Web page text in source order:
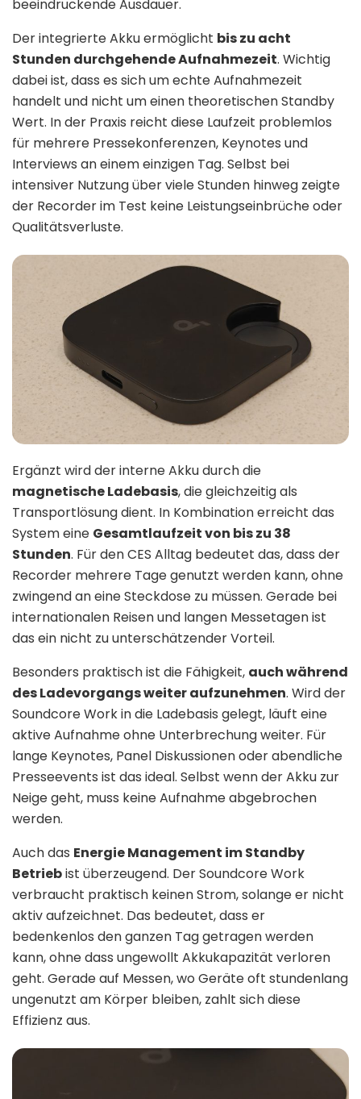
beeindruckende Ausdauer.
Der integrierte Akku ermöglicht bis zu acht
Stunden durchgehende Aufnahmezeit. Wichtig
dabei ist, dass es sich um echte Aufnahmezeit
handelt und nicht um einen theoretischen Standby
Wert. In der Praxis reicht diese Laufzeit problemlos
für mehrere Pressekonferenzen, Keynotes und
Interviews an einem einzigen Tag. Selbst bei
intensiver Nutzung über viele Stunden hinweg zeigte
der Recorder im Test keine Leistungseinbrüche oder
Qualitätsverluste.
Ergänzt wird der interne Akku durch die
magnetische Ladebasis, die gleichzeitig als
Transportlösung dient. In Kombination erreicht das
System eine Gesamtlaufzeit von bis zu 38
Stunden. Für den CES Alltag bedeutet das, dass der
Recorder mehrere Tage genutzt werden kann, ohne
zwingend an eine Steckdose zu müssen. Gerade bei
internationalen Reisen und langen Messetagen ist
das ein nicht zu unterschätzender Vorteil.
Besonders praktisch ist die Fähigkeit, auch während
des Ladevorgangs weiter aufzunehmen. Wird der
Soundcore Work in die Ladebasis gelegt, läuft eine
aktive Aufnahme ohne Unterbrechung weiter. Für
lange Keynotes, Panel Diskussionen oder abendliche
Presseevents ist das ideal. Selbst wenn der Akku zur
Neige geht, muss keine Aufnahme abgebrochen
werden.
Auch das Energie Management im Standby
Betriebist überzeugend. Der Soundcore Work
verbraucht praktisch keinen Strom, solange er nicht
aktiv aufzeichnet. Das bedeutet, dass er
bedenkenlos den ganzen Tag getragen werden
kann, ohne dass ungewollt Akkukapazität verloren
geht. Gerade auf Messen, wo Geräte oft stundenlang
ungenutzt am Körper bleiben, zahlt sich diese
Effizienz aus.